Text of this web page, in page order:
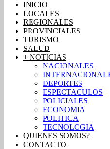
INICIO
LOCALES
REGIONALES
PROVINCIALES
TURISMO
SALUD
+ NOTICIAS
NACIONALES
DEPORTES
ESPECTACULOS
POLICIALES
ECONOMIA
POLITICA
TECNOLOGIA
QUIENES SOMOS?
CONTACTO